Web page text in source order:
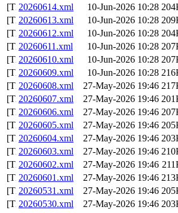
20260614.xml
10-Jun-2026 10:28
20260613.xml
10-Jun-2026 10:28
20260612.xml
10-Jun-2026 10:28
20260611.xml
10-Jun-2026 10:28
20260610.xml
10-Jun-2026 10:28
20260609.xml
10-Jun-2026 10:28
20260608.xml
27-May-2026 19:46
20260607.xml
27-May-2026 19:46
20260606.xml
27-May-2026 19:46
20260605.xml
27-May-2026 19:46
20260604.xml
27-May-2026 19:46
20260603.xml
27-May-2026 19:46
20260602.xml
27-May-2026 19:46
20260601.xml
27-May-2026 19:46
20260531.xml
27-May-2026 19:46
20260530.xml
27-May-2026 19:46